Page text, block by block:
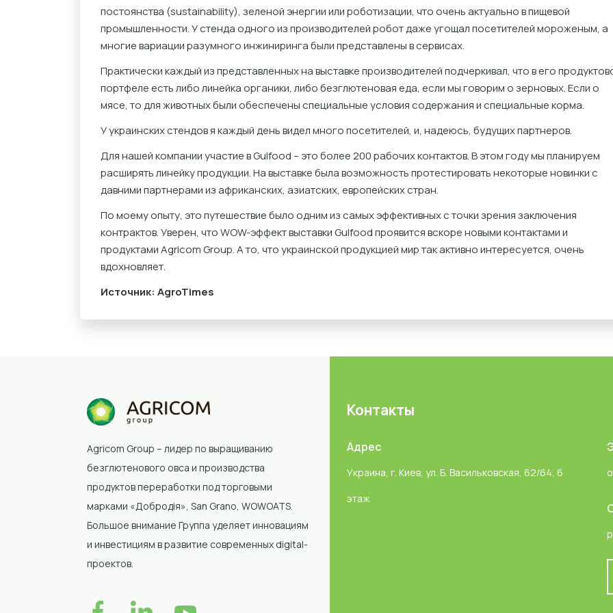
постоянства (sustainability), зеленой энергии или роботизации, что очень актуально в пищевой
промышленности. У стенда одного из производителей робот даже угощал посетителей мороженым, а
многие вариации разумного инжиниринга были представлены в сервисах.
Практически каждый из представленных на выставке производителей подчеркивал, что в его
портфеле есть либо линейка органики, либо безглютеновая еда, если мы говорим о зерновых. Если о
мясе, то для животных были обеспечены специальные условия содержания и специальные корма.
У украинских стендов я каждый день видел много посетителей, и, надеюсь, будущих партнеров.
Для нашей компании участие в Gulfood – это более 200 рабочих контактов. В этом году мы планируем
расширять линейку продукции. На выставке была возможность протестировать некоторые новинки с
давними партнерами из африканских, азиатских, европейских стран.
По моему опыту, это путешествие было одним из самых эффективных с точки зрения заключения
контрактов. Уверен, что WOW-эффект выставки Gulfood проявится вскоре новыми контактами и
продуктами Agricom Group. А то, что украинской продукцией мир так активно интересуется, очень
вдохновляет.
Источник: AgroTimes
Agricom Group – лидер по выращиванию
безглютенового овса и производства
продуктов переработки под торговыми
марками «Добродія», San Grano, WOWOATS.
Большое внимание Группа уделяет инновациям
и инвестициям в развитие современных digital-
проектов.
Контакты
Адрес
Украина, г. Киев, ул. Б. Васильковская, 62/64, 6
этаж